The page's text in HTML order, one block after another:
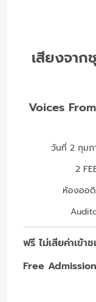
เสียงจา
Voices
วันที่ 2 กุมภ
2
ห้องออดิ
ฟรี ไม่เสียค่าเข้า
Free Admission